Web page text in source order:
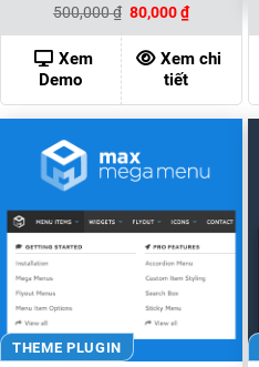
500,000₫ Giá
gốc
là:
500,000 ₫.
80,000₫Giá
hiện
tại
là:
80,000 ₫.
Xem
Demo
Xem chi
tiết
THEME PLUGIN